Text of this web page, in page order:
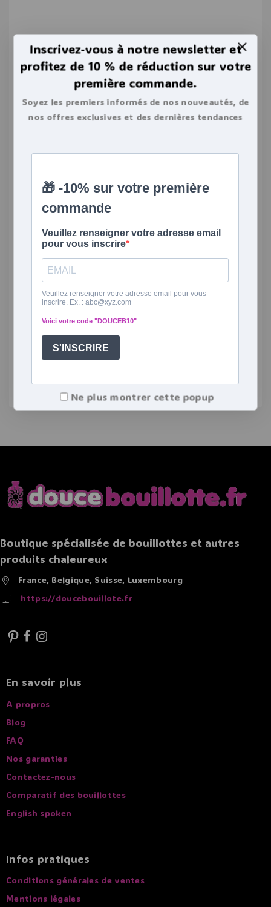
Comment nettoyer ma bouillotte
Intelex ?
marque Intelex, et elle a déjà (beaucoup) servi?
Voici comment nettoyer simplement vos
peluches, chaussons ou bandeau chauffant de
LIRE L'ARTICLE
Boutique spécialisée de bouillottes et autres
produits chaleureux
France, Belgique, Suisse, Luxembourg
https://doucebouillote.fr
En savoir plus
A propros
Blog
FAQ
Nos garanties
Contactez-nous
Comparatif des bouillottes
English spoken
Infos pratiques
Conditions générales de ventes
Mentions légales
Inscrivez-vous à notre newsletter et
profitez de 10 % de réduction sur votre
première commande.
Soyez les premiers informés de nos nouveautés, de
nos offres exclusives et des dernières tendances
Ne plus montrer cette popup